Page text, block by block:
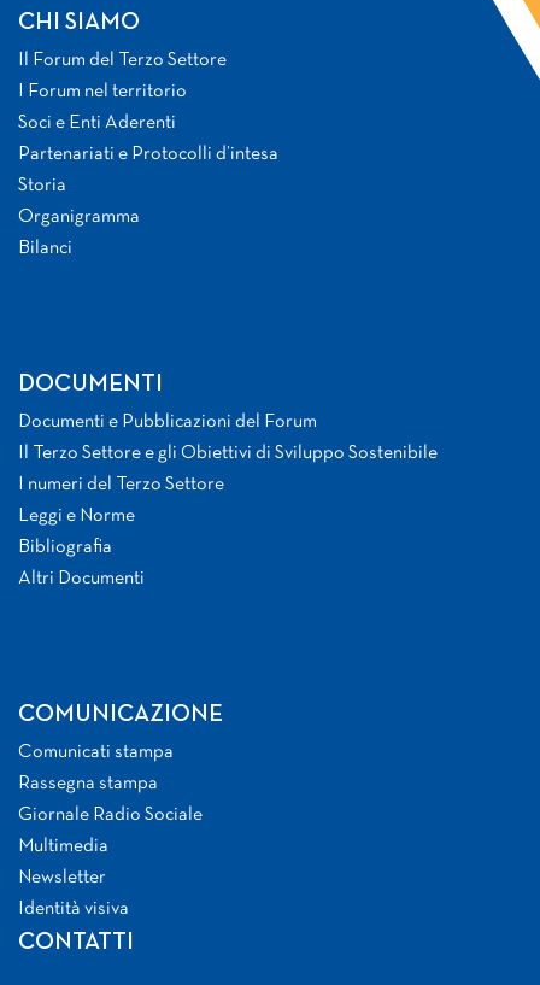
CHI SIAMO
Il Forum del Terzo Settore
I Forum nel territorio
Soci e Enti Aderenti
Partenariati e Protocolli d’intesa
Storia
Organigramma
Bilanci
DOCUMENTI
Documenti e Pubblicazioni del Forum
Il Terzo Settore e gli Obiettivi di Sviluppo Sostenibile
I numeri del Terzo Settore
Leggi e Norme
Bibliografia
Altri Documenti
COMUNICAZIONE
Comunicati stampa
Rassegna stampa
Giornale Radio Sociale
Multimedia
Newsletter
Identità visiva
CONTATTI